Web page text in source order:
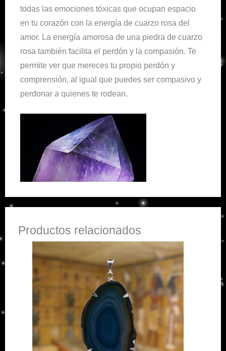
todas las emociones tóxicas que ocupan espacio
en tu corazón con la energía de cuarzo rosa del
amor. La energía amorosa de una piedra de cuarzo
rosa también facilita el perdón y la compasión. Te
permite ver que mereces tu propio perdón y
comprensión, al igual que puedes ser compasivo y
perdonar a quienes te rodean.
Productos relacionados